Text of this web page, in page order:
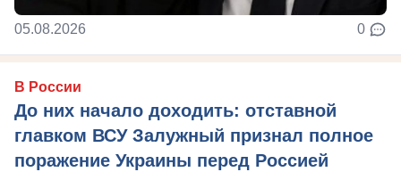
05.08.2026 0
В России
До них начало доходить: отставной
главком ВСУ Залужный признал полное
поражение Украины перед Россией